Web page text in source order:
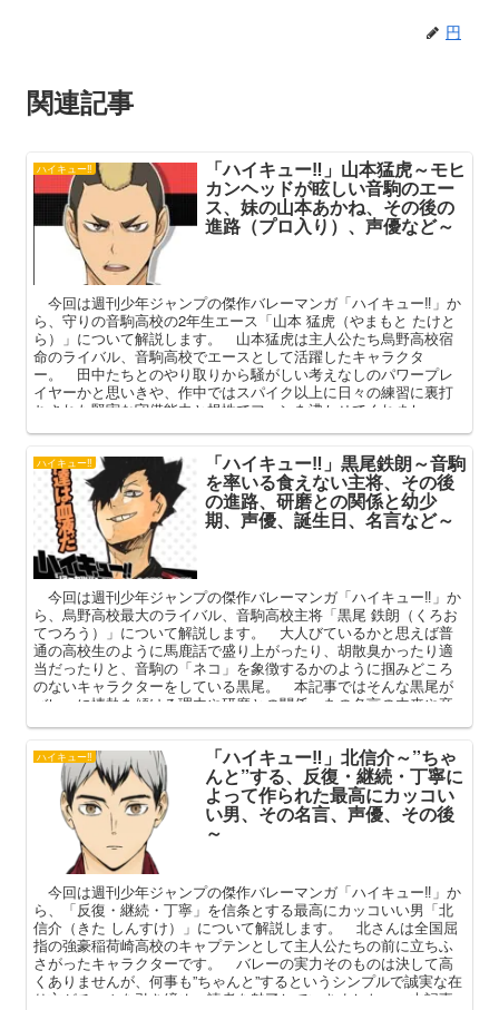
円
関連記事
ハイキュー‼ 「ハイキュー‼」山本猛虎～モヒ
カンヘッドが眩しい音駒のエー
ス、妹の山本あかね、その後の
進路（プロ入り）、声優など～
今回は週刊少年ジャンプの傑作バレーマンガ「ハイキュー‼」か
ら、守りの音駒高校の2年生エース「山本 猛虎（やまもと たけと
ら）」について解説します。 山本猛虎は主人公たち烏野高校宿
命のライバル、音駒高校でエースとして活躍したキャラクタ
ー。 田中たちとのやり取りから騒がしい考えなしのパワープレ
イヤーかと思いきや、作中ではスパイク以上に日々の練習に裏打
ちされた堅実な守備能力と根性でファンを沸かせてくれまし
ます。
ハイキュー‼ 「ハイキュー‼」黒尾鉄朗～音駒
を率いる食えない主将、その後
の進路、研磨との関係と幼少
期、声優、誕生日、名言など～
今回は週刊少年ジャンプの傑作バレーマンガ「ハイキュー‼」か
ら、烏野高校最大のライバル、音駒高校主将「黒尾 鉄朗（くろお
てつろう）」について解説します。 大人びているかと思えば普
通の高校生のように馬鹿話で盛り上がったり、胡散臭かったり適
当だったりと、音駒の「ネコ」を象徴するかのように掴みどころ
のないキャラクターをしている黒尾。 本記事ではそんな黒尾が
バレーに情熱を傾ける理由や研磨との関係、あの名言の由来や卒
ハイキュー‼ 「ハイキュー‼」北信介～”ちゃ
んと”する、反復・継続・丁寧に
よって作られた最高にカッコい
い男、その名言、声優、その後
～
今回は週刊少年ジャンプの傑作バレーマンガ「ハイキュー‼」か
ら、「反復・継続・丁寧」を信条とする最高にカッコいい男「北
信介（きた しんすけ）」について解説します。 北さんは全国屈
指の強豪稲荷崎高校のキャプテンとして主人公たちの前に立ちふ
さがったキャラクターです。 バレーの実力そのものは決して高
くありませんが、何事も”ちゃんと”するというシンプルで誠実な在
り方がチームを引き締め、読者を魅了していきました。 本記事